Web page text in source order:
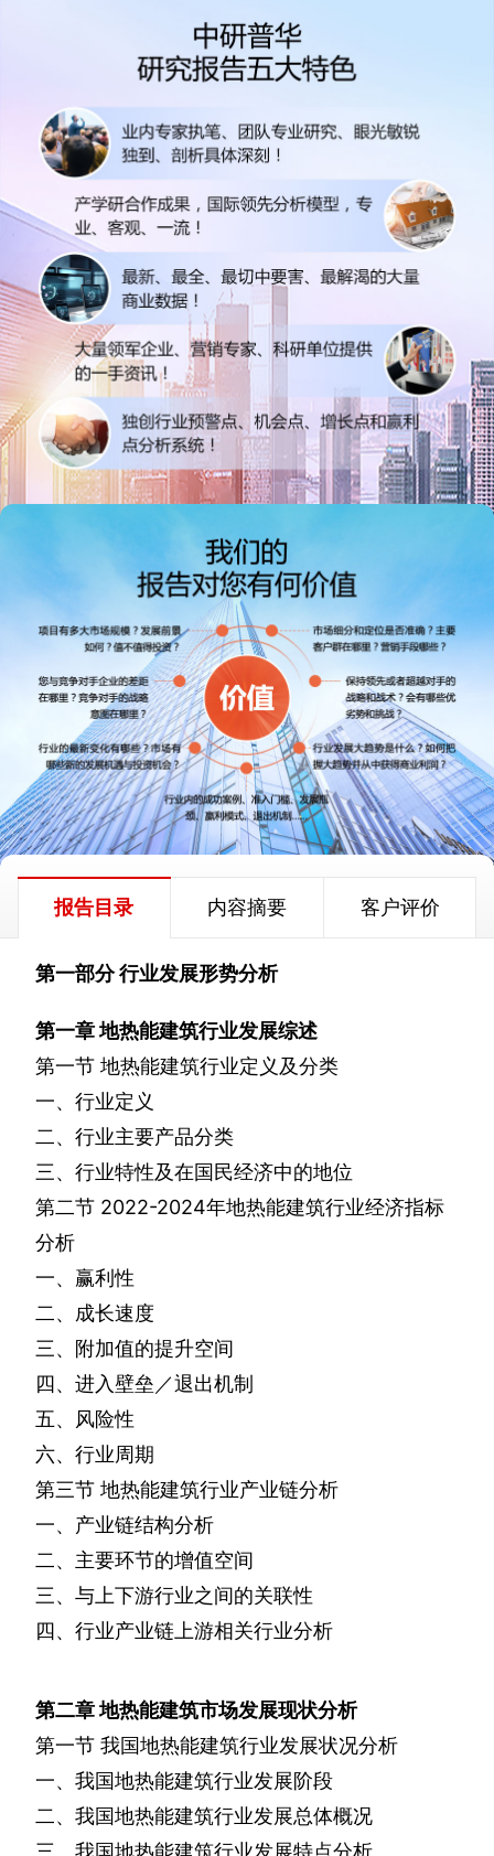
报告目录 内容摘要 客户评价
第一部分行业发展形势分析
第一章地热能建筑行业发展综述
第一节 地热能建筑行业定义及分类
一、行业定义
二、行业主要产品分类
三、行业特性及在国民经济中的地位
第二节 2022-2024年地热能建筑行业经济指标
分析
一、赢利性
二、成长速度
三、附加值的提升空间
四、进入壁垒／退出机制
五、风险性
六、行业周期
第三节 地热能建筑行业产业链分析
一、产业链结构分析
二、主要环节的增值空间
三、与上下游行业之间的关联性
四、行业产业链上游相关行业分析
第二章地热能建筑市场发展现状分析
第一节 我国地热能建筑行业发展状况分析
一、我国地热能建筑行业发展阶段
二、我国地热能建筑行业发展总体概况
三、我国地热能建筑行业发展特点分析